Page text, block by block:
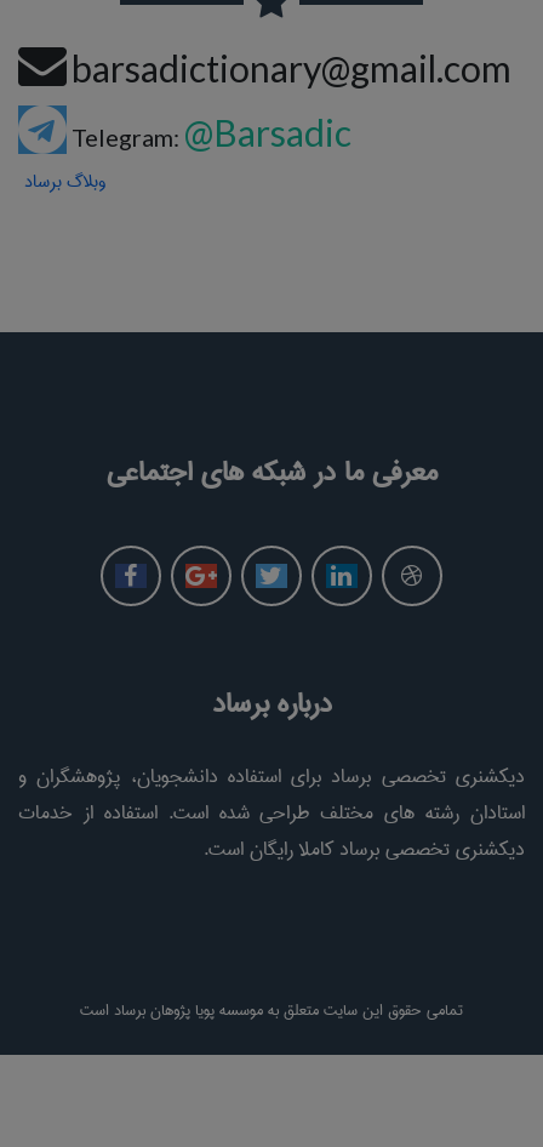
barsadictionary@gmail.com
Telegram: @Barsadic
وبلاگ برساد
معرفی ما در شبکه های اجتماعی
درباره برساد
دیکشنری تخصصی برساد برای استفاده دانشجویان، پژوهشگران و
استادان رشته های مختلف طراحی شده است. استفاده از خدمات
دیکشنری تخصصی برساد کاملا رایگان است.
تمامی حقوق این سایت متعلق به موسسه پویا پژوهان برساد است